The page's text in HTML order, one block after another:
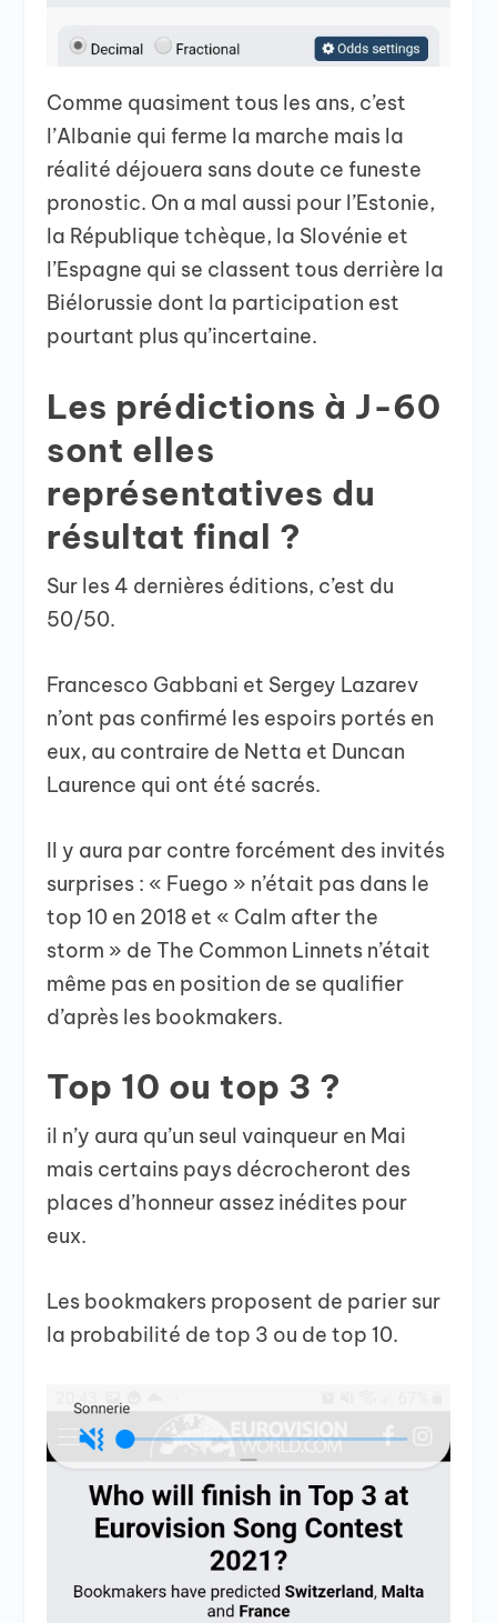
Comme quasiment tous les ans, c’est
l’Albanie qui ferme la marche mais la
réalité déjouera sans doute ce funeste
pronostic. On a mal aussi pour l’Estonie,
la République tchèque, la Slovénie et
l’Espagne qui se classent tous derrière la
Biélorussie dont la participation est
pourtant plus qu’incertaine.
Les prédictions à J-60
sont elles
représentatives du
résultat final ?
Sur les 4 dernières éditions, c’est du
50/50.
Francesco Gabbani et Sergey Lazarev
n’ont pas confirmé les espoirs portés en
eux, au contraire de Netta et Duncan
Laurence qui ont été sacrés.
Il y aura par contre forcément des invités
surprises : « Fuego » n’était pas dans le
top 10 en 2018 et « Calm after the
storm » de The Common Linnets n’était
même pas en position de se qualifier
d’après les bookmakers.
Top 10 ou top 3 ?
il n’y aura qu’un seul vainqueur en Mai
mais certains pays décrocheront des
places d’honneur assez inédites pour
eux.
Les bookmakers proposent de parier sur
la probabilité de top 3 ou de top 10.